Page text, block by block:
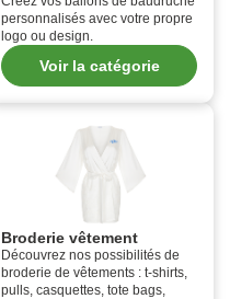
personnalisés avec votre propre
logo ou design.
Voir la catégorie
Broderie vêtement
Découvrez nos possibilités de
broderie de vêtements : t-shirts,
pulls, casquettes, tote bags,